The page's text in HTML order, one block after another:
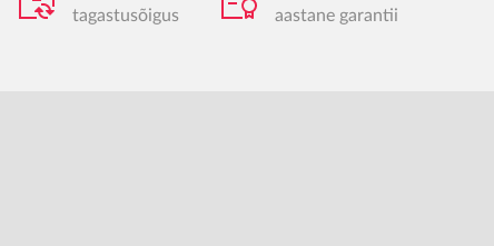
tagastusõigus
aastane garantii